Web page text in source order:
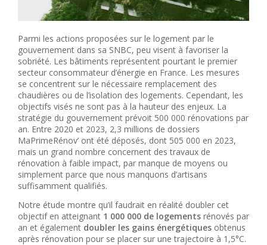
Parmi les actions proposées sur le logement par le
gouvernement dans sa SNBC, peu visent à favoriser la
sobriété. Les bâtiments représentent pourtant le premier
secteur consommateur d’énergie en France. Les mesures
se concentrent sur le nécessaire remplacement des
chaudières ou de l’isolation des logements. Cependant, les
objectifs visés ne sont pas à la hauteur des enjeux. La
stratégie du gouvernement prévoit 500 000 rénovations par
an. Entre 2020 et 2023, 2,3 millions de dossiers
MaPrimeRénov’ ont été déposés, dont 505 000 en 2023,
mais un grand nombre concernent des travaux de
rénovation à faible impact, par manque de moyens ou
simplement parce que nous manquons d’artisans
suffisamment qualifiés.
Notre étude montre qu’il faudrait en réalité doubler cet
objectif en atteignant 1 000 000 de logements rénovés par
an et également doubler les gains énergétiques obtenus
après rénovation pour se placer sur une trajectoire à 1,5°C.